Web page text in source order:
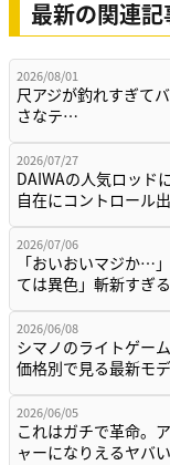
最新の関連
2026/08/01
尺アジが釣れすぎて
さなテ…
2026/07/27
DAIWAの人気ロッド
自在にコントロール
2026/07/06
「おいおいマジか…
ては異色」斬新すぎ
2026/06/08
シマノのライトゲー
価格別で見る最新モ
2026/06/05
これはガチで革命。
ャーになりえるヤバ